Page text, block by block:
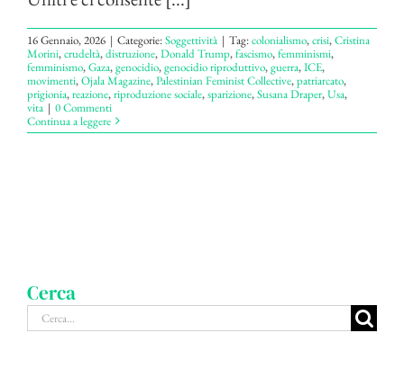
16 Gennaio, 2026 | Categorie:Soggettività | Tag:colonialismo,crisi,Cristina
Morini,crudeltà,distruzione,Donald Trump,fascismo,femminismi,
femminismo,Gaza,genocidio,genocidio riproduttivo,guerra,ICE,
movimenti,Ojala Magazine,Palestinian Feminist Collective,patriarcato,
prigionia,reazione,riproduzione sociale,sparizione,Susana Draper,Usa,
vita | 0 Commenti
Continua a leggere
Cerca
Cerca
per: